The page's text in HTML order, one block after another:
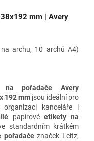
mm | Avery
archu, 10 archů A4)
na pořadače Avery
192 mm jsou ideální pro
kanceláře i
papírovéetikety na
standardním krátkém
pořadačeznaček Leitz,